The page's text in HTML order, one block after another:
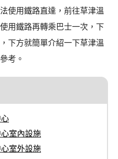
使用鐵路直達，前往草津溫
用鐵路再轉乘巴士一次，下
下方就簡單介紹一下草津溫
考。
室內設施
室外設施